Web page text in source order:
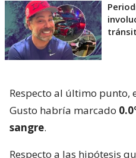
Respecto al último punto,
Gusto habría marcado
sangre.
Respecto a las hipótesis